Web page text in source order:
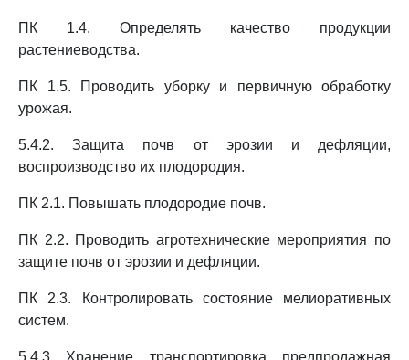
ПК 1.4. Определять качество продукции
растениеводства.
ПК 1.5. Проводить уборку и первичную обработку
урожая.
5.4.2. Защита почв от эрозии и дефляции,
воспроизводство их плодородия.
ПК 2.1. Повышать плодородие почв.
ПК 2.2. Проводить агротехнические мероприятия по
защите почв от эрозии и дефляции.
ПК 2.3. Контролировать состояние мелиоративных
систем.
5.4.3. Хранение, транспортировка, предпродажная